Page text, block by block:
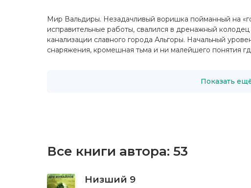
Мир Вальдиры. Незадачливый воришка пойманный на
исправительные работы, свалился в дренажный
канализации славного города Альгоры. Начальный
снаряжения, кромешная тьма и ни малейшего понятия
Показать
Все книги автора: 53
Низший 9